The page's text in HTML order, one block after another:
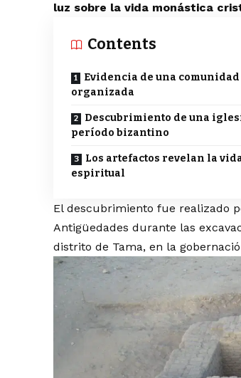
luz sobre la vida monástica
Contents
Evidencia de una
organizada
Descubrimiento de una
período bizantino
Los artefactos revelan la
espiritual
El descubrimiento fue realizado
Antigüedades durante las
distrito de Tama, en la